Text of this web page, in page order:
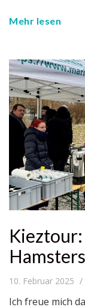
Mehr lesen
10. Februar 2025
Ich freue mich